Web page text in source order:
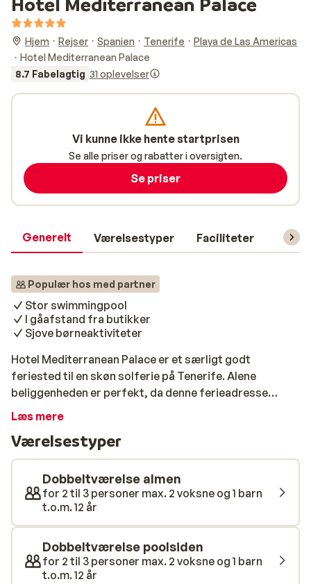
Hjem Rejser Spanien Tenerife
Playa de Las Americas
Hotel Mediterranean Palace
8.7 Fabelagtig 31 oplevelser
Generelt Værelsestyper Faciliteter
Populær hos med partner
Stor swimmingpool
I gåafstand fra butikker
Sjove børneaktiviteter
Hotel Mediterranean Palace er et særligt godt
feriested til en skøn solferie på Tenerife. Alene
beliggenheden er perfekt, da denne ferieadresse
ligger direkte på stranden i Playa de las Americas. Du
hotellets pool. Derudover organiseres der dagligt sjove
aktiviteter af det entusiastiske underholdningsteam.
Har du brug for at slappe af? Hop i jacuzzien, eller tag
et hvil på solterrassen. Børnene vil have det sjovt på
legepladsen, i børnepoolen eller i børneklubben. Alle
værelser har et friskt udseende med detaljer i marmor.
Alle værelser har også balkon med fantastisk udsigt.
Da byens centrum ligger inden for gåafstand, kan du
nemt udforske centrum, som er fyldt med butikker og
Læs mere
Værelsestyper
Dobbeltværelse almen
for 2 til 3 personer max. 2 voksne og 1 barn
t.o.m. 12 år
Dobbeltværelse poolsiden
for 2 til 3 personer max. 2 voksne og 1 barn
t.o.m. 12 år
Vi kunne ikke hente startprisen
Se alle priser og rabatter i oversigten.
Se priser